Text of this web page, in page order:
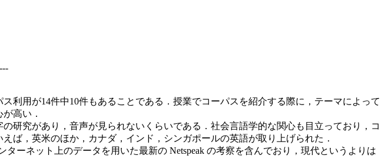
用が14件中10件もあることである．授業でコーパスを紹介する際に，テーマによって
高い．
究があり，音声が見られないくらいである．社会言語学的な関心も目立っており，コ
ば，英米のほか，カナダ，インド，シンガポールの英語が取り上げられた．
ーネット上のデータを用いた最新の Netspeak の考察を含んでおり，現代というよりは